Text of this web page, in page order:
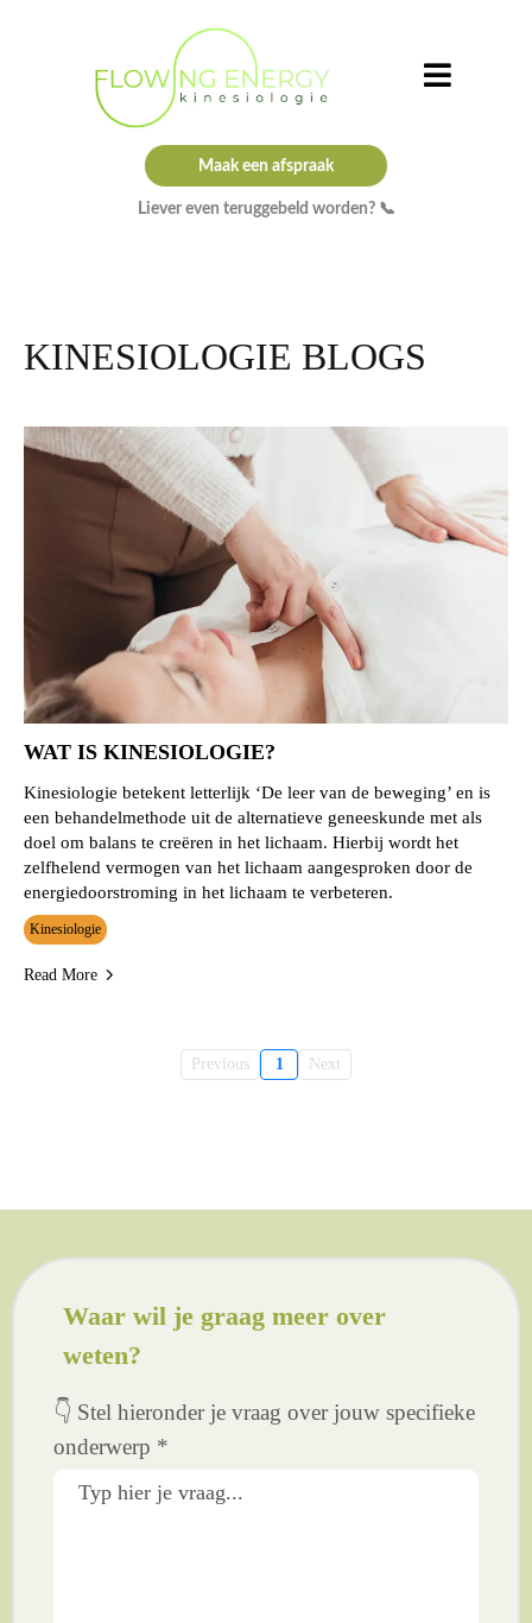
Maak een afspraak
Liever even teruggebeld worden? 📞
KINESIOLOGIE BLOGS
WAT IS KINESIOLOGIE?
Kinesiologie betekent letterlijk ‘De leer van de beweging’ en is
een behandelmethode uit de alternatieve geneeskunde met als
doel om balans te creëren in het lichaam. Hierbij wordt het
zelfhelend vermogen van het lichaam aangesproken door de
energiedoorstroming in het lichaam te verbeteren.
Kinesiologie
Read More
Previous 1 Next
Waar wil je graag meer over
weten?
👇 Stel hieronder je vraag over jouw specifieke
onderwerp *